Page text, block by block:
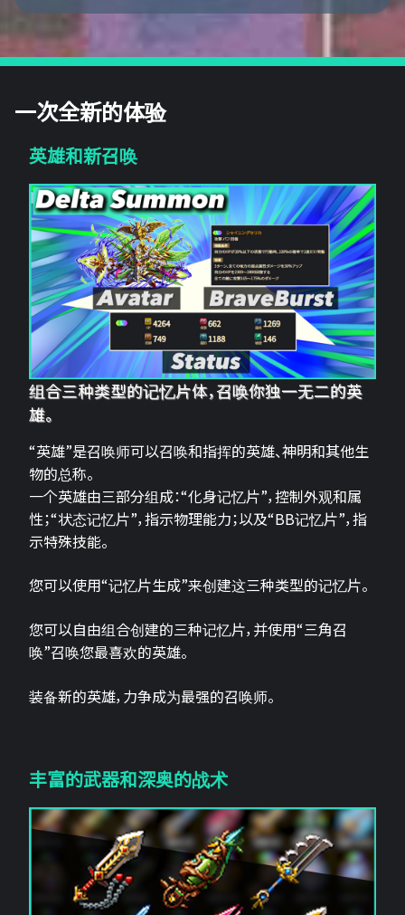
一次全新的体验
英雄和新召唤
组合三种类型的记忆片体，召唤你独一无二的英
雄。
“英雄”是召唤师可以召唤和指挥的英雄、神明和其他生
物的总称。
一个英雄由三部分组成：“化身记忆片”，控制外观和属
性；“状态记忆片”，指示物理能力；以及“BB记忆片”，指
示特殊技能。
您可以使用“记忆片生成”来创建这三种类型的记忆片。
您可以自由组合创建的三种记忆片，并使用“三角召
唤”召唤您最喜欢的英雄。
装备新的英雄，力争成为最强的召唤师。
丰富的武器和深奥的战术